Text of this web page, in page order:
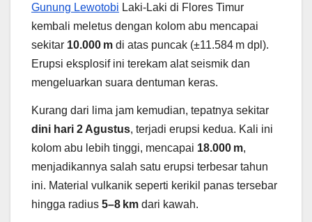
Gunung Lewotobi Laki‑Laki di Flores Timur
kembali meletus dengan kolom abu mencapai
sekitar 10.000 m di atas puncak (±11.584 m dpl).
Erupsi eksplosif ini terekam alat seismik dan
mengeluarkan suara dentuman keras.
Kurang dari lima jam kemudian, tepatnya sekitar
dini hari 2 Agustus, terjadi erupsi kedua. Kali ini
kolom abu lebih tinggi, mencapai 18.000 m,
menjadikannya salah satu erupsi terbesar tahun
ini. Material vulkanik seperti kerikil panas tersebar
hingga radius 5–8 km dari kawah.